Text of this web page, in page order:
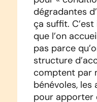
dégradantes
ça suffit.
que l’on
pas parce
structure
comptent par
bénévoles, les
pour apporter